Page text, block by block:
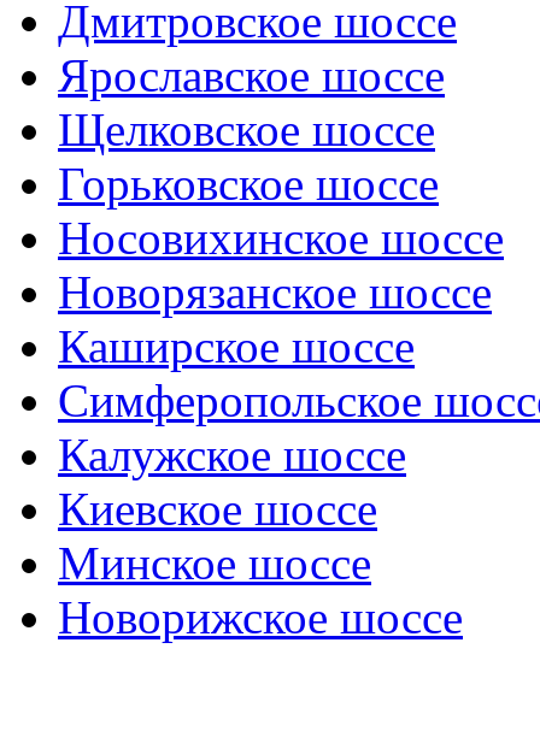
Дмитровское шоссе
Ярославское шоссе
Щелковское шоссе
Горьковское шоссе
Носовихинское шоссе
Новорязанское шоссе
Каширское шоссе
Симферопольское
Калужское шоссе
Киевское шоссе
Минское шоссе
Новорижское шоссе